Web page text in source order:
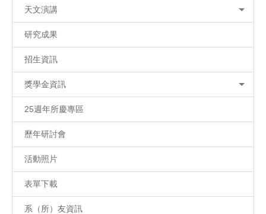
天文演講
研究成果
招生資訊
獎學金資訊
25週年所慶專區
歷年研討會
活動照片
表單下載
系（所）友資訊